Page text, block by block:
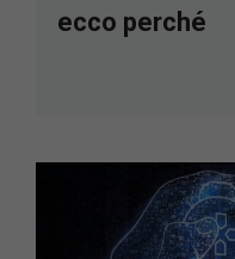
ecco perché